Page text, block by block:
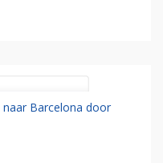
Barcelona door